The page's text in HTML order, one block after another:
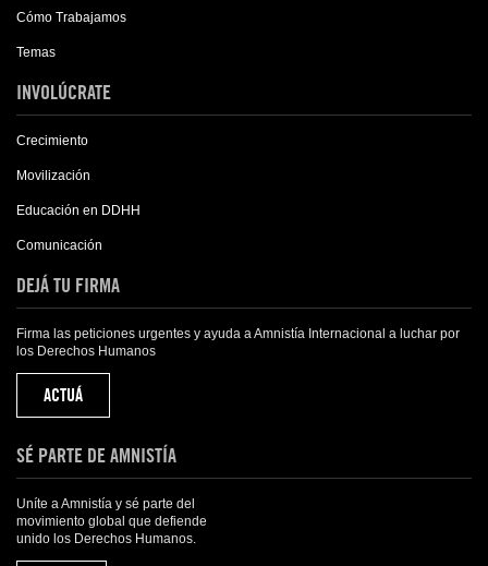
Cómo Trabajamos
Temas
INVOLÚCRATE
Crecimiento
Movilización
Educación en DDHH
Comunicación
DEJÁ TU FIRMA
Firma las peticiones urgentes y ayuda a Amnistía Internacional a luchar por
los Derechos Humanos
ACTUÁ
SÉ PARTE DE AMNISTÍA
Uníte a Amnistía y sé parte del
movimiento global que defiende
unido los Derechos Humanos.